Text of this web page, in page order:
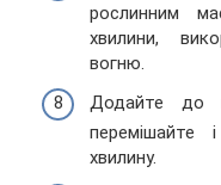
рослинним
хвилини,
вогню.
Додайте до
перемішайте
хвилину.